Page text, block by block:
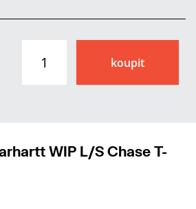
WIP L/S Chase T-